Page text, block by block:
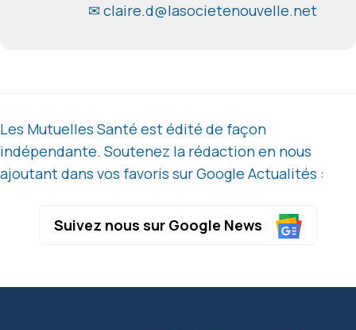
✉ claire.d@lasocietenouvelle.net
Les Mutuelles Santé est édité de façon
indépendante. Soutenez la rédaction en nous
ajoutant dans vos favoris sur Google Actualités :
Suivez nous sur Google News